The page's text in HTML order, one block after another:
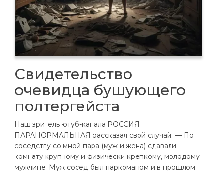
Свидетельство
очевидца бушующего
полтергейста
Наш зритель ютуб-канала РОССИЯ
ПАРАНОРМАЛЬНАЯ рассказал свой случай: — По
соседству со мной пара (муж и жена) сдавали
комнату крупному и физически крепкому, молодому
мужчине. Муж сосед был наркоманом и в прошлом